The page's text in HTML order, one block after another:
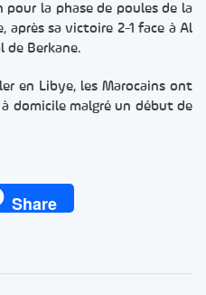
pour la phase de poules de la
après sa victoire 2-1 face à Al
de Berkane.
en Libye, les Marocains ont
domicile malgré un début de
Share